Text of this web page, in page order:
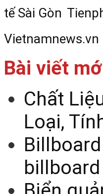
tế Sài Gòn
Vietnamnews.vn
Bài viết
Chất
Loại,